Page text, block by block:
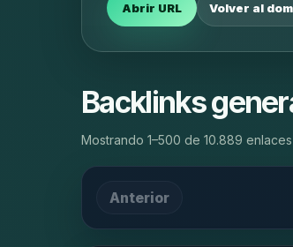
Abrir URL Volver al
Backlinks
Mostrando 1–500 de 10.889
Anterior